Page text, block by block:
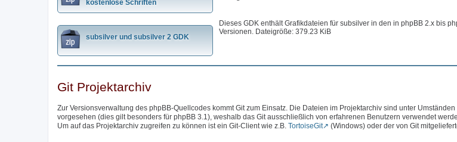
kostenlose Schriften
subsilver und subsilver 2 GDK
Dieses GDK enthält Grafikdateien für subsilver in den in phpBB 2.x bis
Versionen. Dateigröße: 379.23 KiB
Git Projektarchiv
Zur Versionsverwaltung des phpBB-Quellcodes kommt Git zum Einsatz. Die Dateien im Projektarchiv sind unter
vorgesehen (dies gilt besonders für phpBB 3.1), weshalb das Git ausschließlich von erfahrenen Benutzern verwendet
Um auf das Projektarchiv zugreifen zu können ist ein Git-Client wie z.B. TortoiseGit (Windows) oder der von Git